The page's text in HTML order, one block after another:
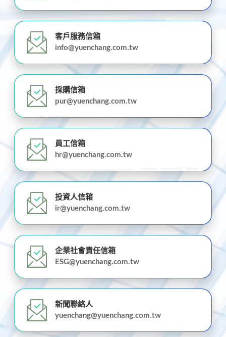
客戶服務信箱
info@yuenchang.com.tw
採購信箱
pur@yuenchang.com.tw
員工信箱
hr@yuenchang.com.tw
投資人信箱
ir@yuenchang.com.tw
企業社會責任信箱
ESG@yuenchang.com.tw
新聞聯絡人
yuenchang@yuenchang.com.tw